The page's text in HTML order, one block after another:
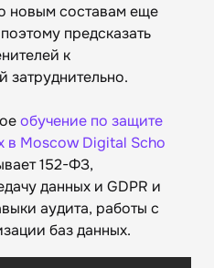
новым составам еще
предсказать
к
затруднительно.
обучение по защите
в Moscow Digital Scho
152-ФЗ,
данных и GDPR и
аудита, работы с
баз данных.